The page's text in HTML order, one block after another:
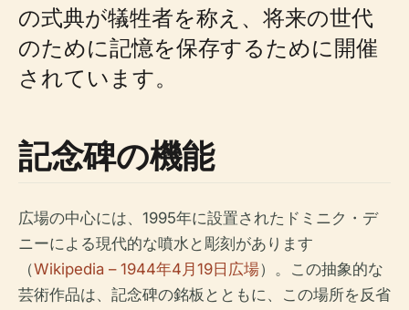
の式典が犠牲者を称え、将来の世代
のために記憶を保存するために開催
されています。
記念碑の機能
広場の中心には、1995年に設置されたドミニク・デ
ニーによる現代的な噴水と彫刻があります
（Wikipedia – 1944年4月19日広場）。この抽象的な
芸術作品は、記念碑の銘板とともに、この場所を反省